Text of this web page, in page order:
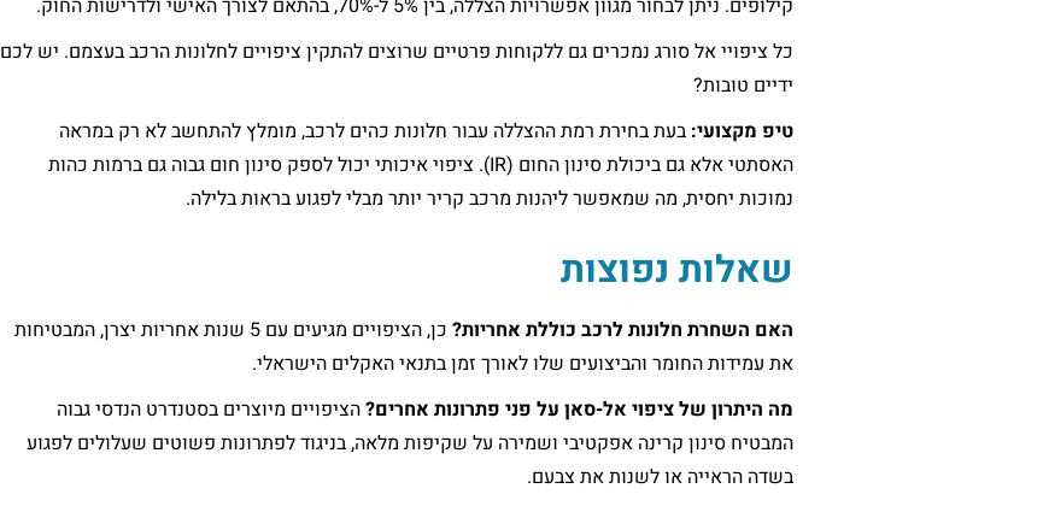
כל ציפויי אל סורג נמכרים גם ללקוחות פרטיים שרוצים להתקין ציפויים לחלונות הרכב בעצמם. יש לכם
ידיים טובות?
טיפ מקצועי: בעת בחירת רמת ההצללה עבור חלונות כהים לרכב, מומלץ להתחשב לא רק במראה
האסתטי אלא גם ביכולת סינון החום (IR). ציפוי איכותי יכול לספק סינון חום גבוה גם ברמות כהות
נמוכות יחסית, מה שמאפשר ליהנות מרכב קריר יותר מבלי לפגוע בראות בלילה.
שאלות נפוצות
האם השחרת חלונות לרכב כוללת אחריות?
כן, הציפויים מגיעים עם 5 שנות אחריות יצרן, המבטיחות
את עמידות החומר והביצועים שלו לאורך זמן בתנאי האקלים הישראלי.
מה היתרון של ציפוי אל-סאן על פני פתרונות אחרים?הציפויים מיוצרים בסטנדרט הנדסי גבוה
המבטיח סינון קרינה אפקטיבי ושמירה על שקיפות מלאה, בניגוד לפתרונות פשוטים שעלולים לפגוע
בשדה הראייה או לשנות את צבעם.